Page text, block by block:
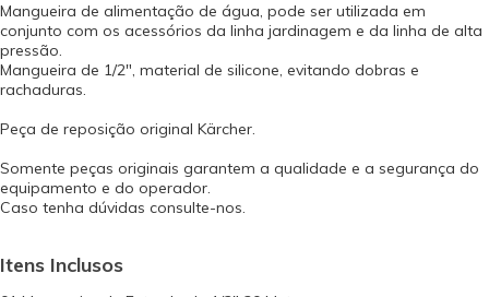
Mangueira de alimentação de água, pode ser utilizada em
conjunto com os acessórios da linha jardinagem e da linha de alta
pressão.
Mangueira de 1/2", material de silicone, evitando dobras e
rachaduras.
Peça de reposição original Kärcher.
Somente peças originais garantem a qualidade e a segurança do
equipamento e do operador.
Caso tenha dúvidas consulte-nos.
Itens Inclusos